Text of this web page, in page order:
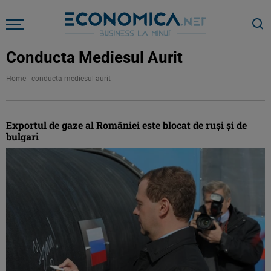
Conducta Mediesul Aurit
Home - conducta mediesul aurit
Exportul de gaze al României este blocat de ruşi şi de
bulgari